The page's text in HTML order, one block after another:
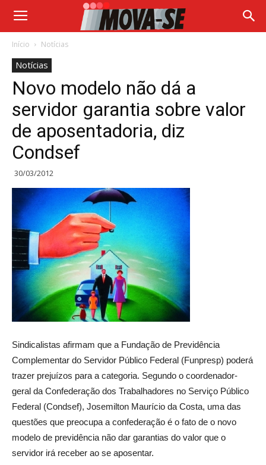
Início Notícias
Notícias
Novo modelo não dá a
servidor garantia sobre valor
de aposentadoria, diz
Condsef
30/03/2012
Sindicalistas afirmam que a Fundação de Previdência
Complementar do Servidor Público Federal (Funpresp) poderá
trazer prejuízos para a categoria. Segundo o coordenador-
geral da Confederação dos Trabalhadores no Serviço Público
Federal (Condsef), Josemilton Maurício da Costa, uma das
questões que preocupa a confederação é o fato de o novo
modelo de previdência não dar garantias do valor que o
servidor irá receber ao se aposentar.